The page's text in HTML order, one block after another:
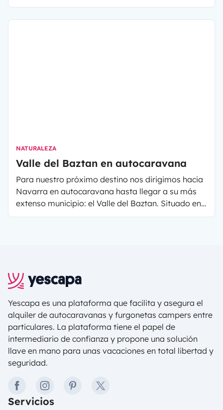
NATURALEZA
Valle del Baztan en autocaravana
Para nuestro próximo destino nos dirigimos hacia
Navarra en autocaravana hasta llegar a su más
extenso municipio: el Valle del Baztan. Situado en
el Pirineo atlántico, en el Valle del Baztan
Yescapa es una plataforma que facilita y asegura el
alquiler de autocaravanas y furgonetas campers entre
particulares. La plataforma tiene el papel de
intermediario de confianza y propone una solución
llave en mano para unas vacaciones en total libertad y
seguridad.
facebookinstagrampinteresttwitter
Servicios